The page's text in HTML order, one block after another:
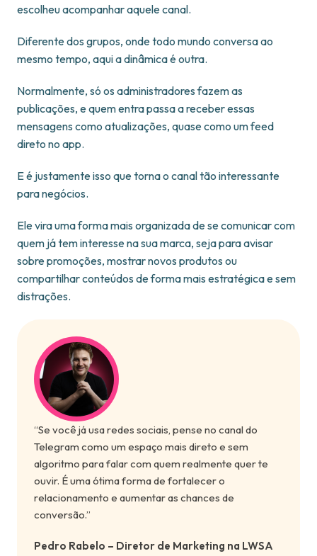
escolheu acompanhar aquele canal.
Diferente dos grupos, onde todo mundo conversa ao
mesmo tempo, aqui a dinâmica é outra.
Normalmente, só os administradores fazem as
publicações, e quem entra passa a receber essas
mensagens como atualizações, quase como um feed
direto no app.
E é justamente isso que torna o canal tão interessante
para negócios.
Ele vira uma forma mais organizada de se comunicar com
quem já tem interesse na sua marca, seja para avisar
sobre promoções, mostrar novos produtos ou
compartilhar conteúdos de forma mais estratégica e sem
distrações.
“Se você já usa redes sociais, pense no canal do
Telegram como um espaço mais direto e sem
algoritmo para falar com quem realmente quer te
ouvir. É uma ótima forma de fortalecer o
relacionamento e aumentar as chances de
conversão.”
Pedro Rabelo – Diretor de Marketing na LWSA